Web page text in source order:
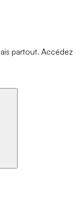
partout. Accédez